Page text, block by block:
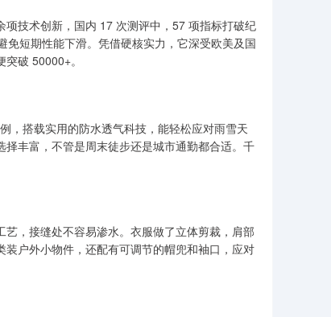
技术创新，国内 17 次测评中，57 项指标打破纪
短期性能下滑。凭借硬核实力，它深受欧美及国
破 50000+。
，搭载实用的防水透气科技，能轻松应对雨雪天
丰富，不管是周末徒步还是城市通勤都合适。千
，接缝处不容易渗水。衣服做了立体剪裁，肩部
户外小物件，还配有可调节的帽兜和袖口，应对